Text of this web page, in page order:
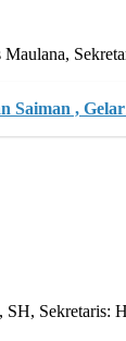
Saiman ,
Sekretaris: